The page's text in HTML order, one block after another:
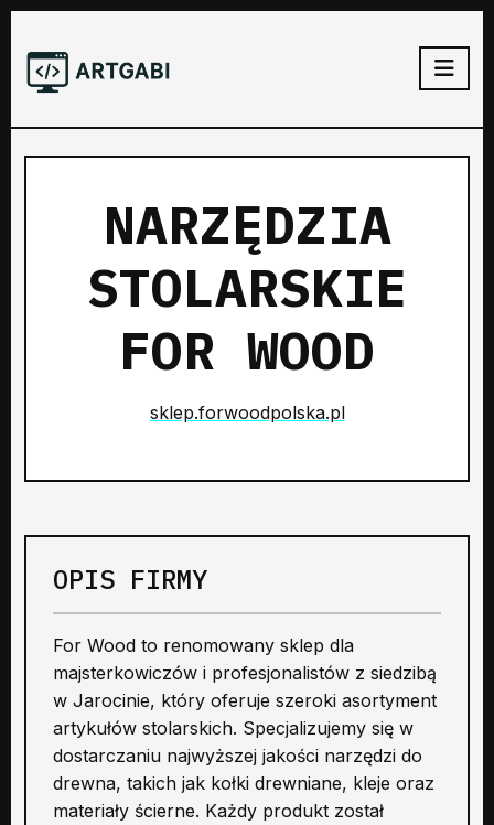
NARZĘDZIA
STOLARSKIE
FOR WOOD
sklep.forwoodpolska.pl
OPIS FIRMY
For Wood to renomowany sklep dla
majsterkowiczów i profesjonalistów z siedzibą
w Jarocinie, który oferuje szeroki asortyment
artykułów stolarskich. Specjalizujemy się w
dostarczaniu najwyższej jakości narzędzi do
drewna, takich jak kołki drewniane, kleje oraz
materiały ścierne. Każdy produkt został